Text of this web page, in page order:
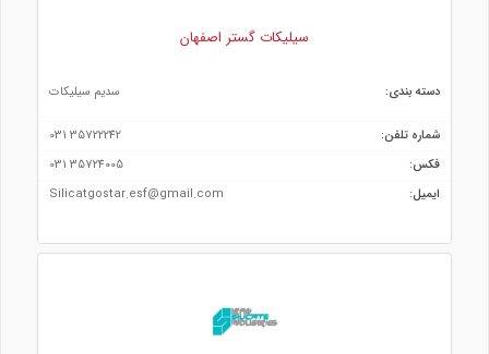
سیلیکات گستر اصفهان
دسته بندی: سديم سيليكات
شماره تلفن:
35722242 031
فکس:
35724005 031
ایمیل:
Silicatgostar.esf@gmail.com